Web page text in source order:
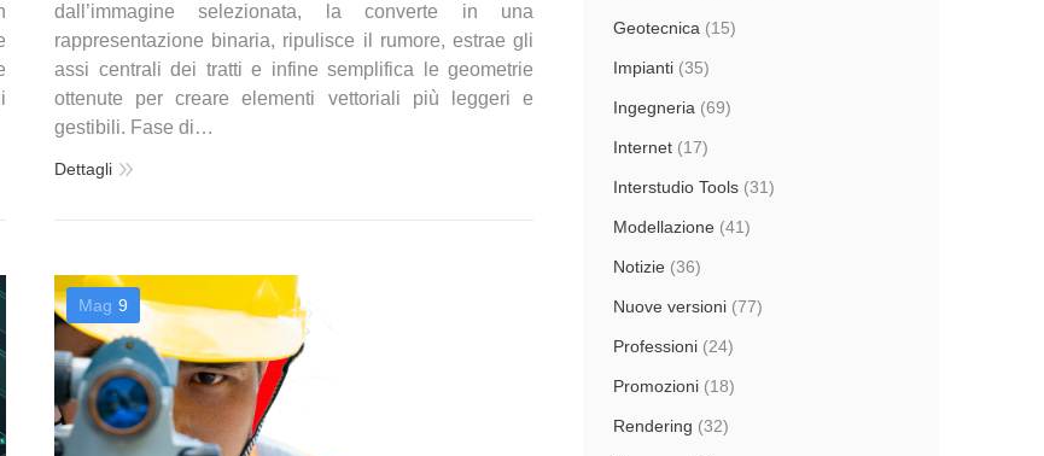
dall’immagine selezionata, la converte in una
rappresentazione binaria, ripulisce il rumore, estrae gli
assi centrali dei tratti e infine semplifica le geometrie
ottenute per creare elementi vettoriali più leggeri e
gestibili. Fase di…
Dettagli
Mag 9
Geotecnica (15)
Impianti (35)
Ingegneria (69)
Internet (17)
Interstudio Tools (31)
Modellazione (41)
Notizie (36)
Nuove versioni (77)
Professioni (24)
Promozioni (18)
Rendering (32)